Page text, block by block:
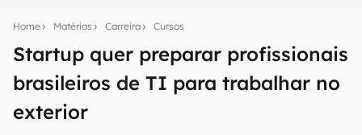
Home Matérias Carreira Cursos
Startup quer preparar profissionais
brasileiros de TI para trabalhar no
exterior
notícias e reviews sobre tecnologia em primeira
mão.
E-mail